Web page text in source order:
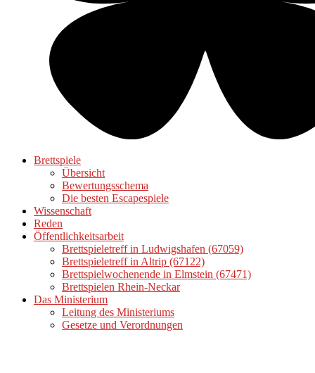
Brettspiele
Übersicht
Bewertungsschema
Die besten Escapespiele
Wissenschaft
Reden
Öffentlichkeitsarbeit
Brettspieletreff in Ludwigshafen (67059)
Brettspieletreff in Altrip (67122)
Brettspielwochenende in Elmstein (67471)
Brettspielen Rhein-Neckar
Das Ministerium
Leitung des Ministeriums
Gesetze und Verordnungen